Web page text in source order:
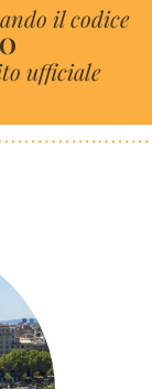
il codice
ufficiale